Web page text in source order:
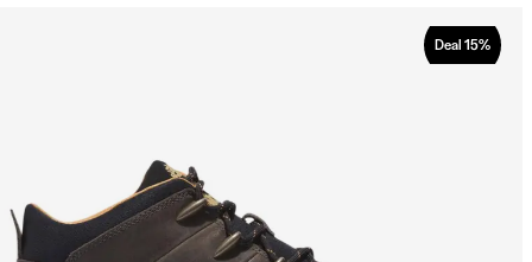
Deal 15%